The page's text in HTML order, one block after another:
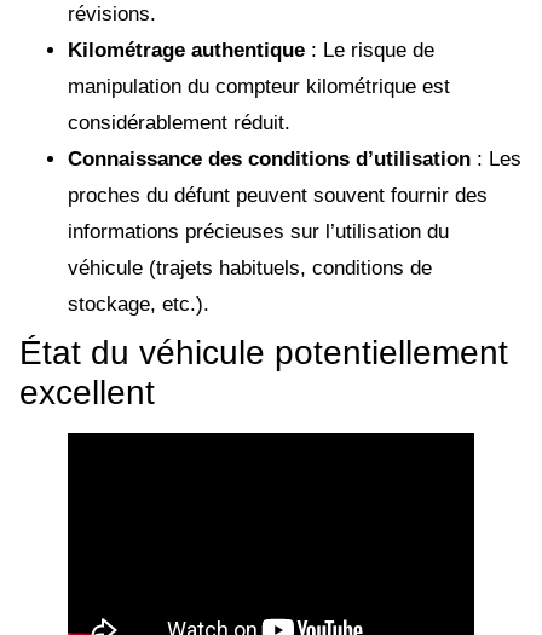
révisions.
Kilométrage authentique : Le risque de
manipulation du compteur kilométrique est
considérablement réduit.
Connaissance des conditions d’utilisation : Les
proches du défunt peuvent souvent fournir des
informations précieuses sur l’utilisation du
véhicule (trajets habituels, conditions de
stockage, etc.).
État du véhicule potentiellement
excellent